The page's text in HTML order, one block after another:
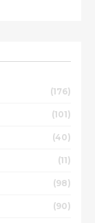
(176)
(101)
(40)
(11)
(98)
(90)